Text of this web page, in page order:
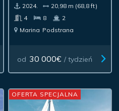
2024.
20,98 m (68,8 ft)
4
8
2
Marina Podstrana
od 30 000€ / tydzień
OFERTA SPECJALNA